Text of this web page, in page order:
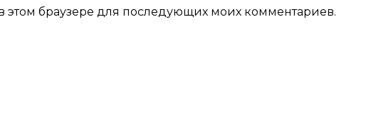
этом браузере для последующих моих комментариев.